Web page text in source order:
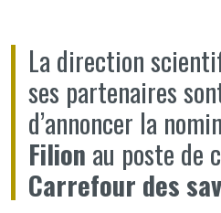
La direction
ses partenaires
d’annoncer la
Filion au poste de
Carrefour des